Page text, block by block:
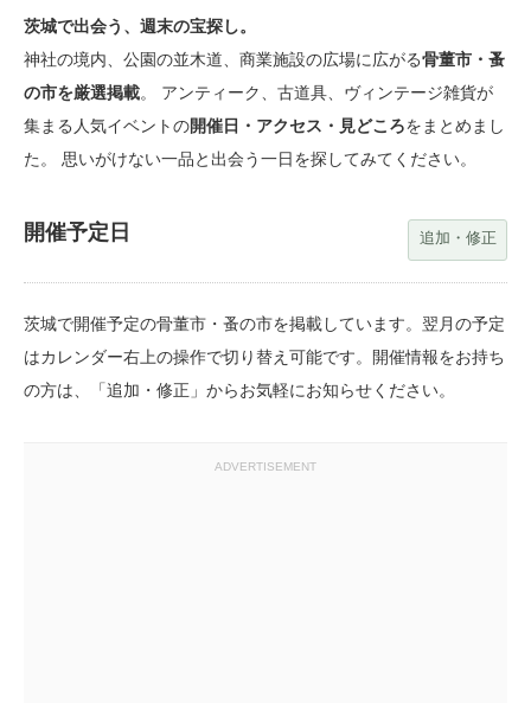
茨城で出会う、週末の宝探し。
神社の境内、公園の並木道、商業施設の広場に広がる骨董市・蚤
の市を厳選掲載。 アンティーク、古道具、ヴィンテージ雑貨が
集まる人気イベントの開催日・アクセス・見どころをまとめまし
た。 思いがけない一品と出会う一日を探してみてください。
開催予定日 追加・修正
茨城で開催予定の骨董市・蚤の市を掲載しています。翌月の予定
はカレンダー右上の操作で切り替え可能です。開催情報をお持ち
の方は、「追加・修正」からお気軽にお知らせください。
ADVERTISEMENT